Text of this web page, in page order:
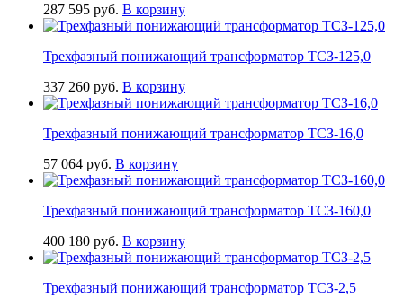
287 595 руб. В корзину
Трехфазный понижающий трансформатор ТСЗ-125,0
337 260 руб. В корзину
Трехфазный понижающий трансформатор ТСЗ-16,0
57 064 руб. В корзину
Трехфазный понижающий трансформатор ТСЗ-160,0
400 180 руб. В корзину
Трехфазный понижающий трансформатор ТСЗ-2,5